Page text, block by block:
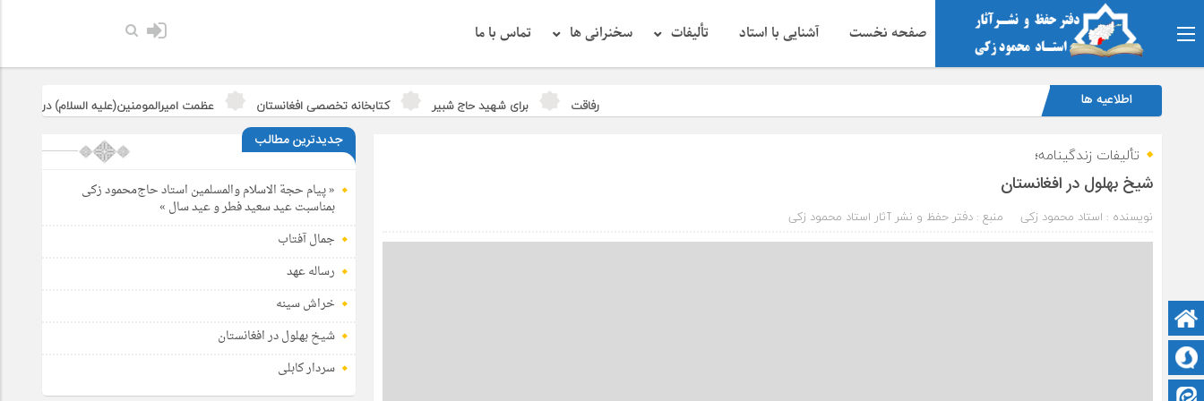
صفحه نخست آشنایی با استاد تألیفات سخنرانی ها تماس با ما
اطلاعیه ها برای شهید حاج شبیر کتابخانه تخصصی افغانستان عظمت امیرالمومنین(علیه السلام) در بیان آیت الله
تألیفات زندگینامه؛
شیخ بهلول در افغانستان
نویسنده : استاد محمود زکی منبع : دفتر حفظ و نشر آثار استاد محمود زکی
جدیدترین مطالب
« پیام حجة الاسلام والمسلمین استاد حاج‌محمود زکی
بمناسبت عید سعید فطر و عید سال »
جمال آفتاب
رساله عهد
خراش سینه
شیخ بهلول در افغانستان
سردار کابلی